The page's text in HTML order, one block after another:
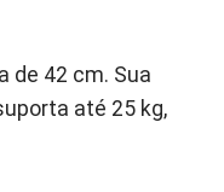
de 42 cm. Sua
até 25 kg,